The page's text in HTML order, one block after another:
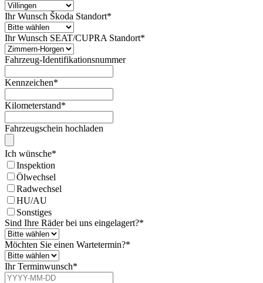
Ihr Wunsch Škoda Standort*
Ihr Wunsch SEAT/CUPRA Standort*
Fahrzeug-Identifikationsnummer
Kennzeichen*
Kilometerstand*
Fahrzeugschein hochladen
Ich wünsche*
Inspektion
Ölwechsel
Radwechsel
HU/AU
Sonstiges
Sind Ihre Räder bei uns eingelagert?*
Möchten Sie einen Wartetermin?*
Ihr Terminwunsch*